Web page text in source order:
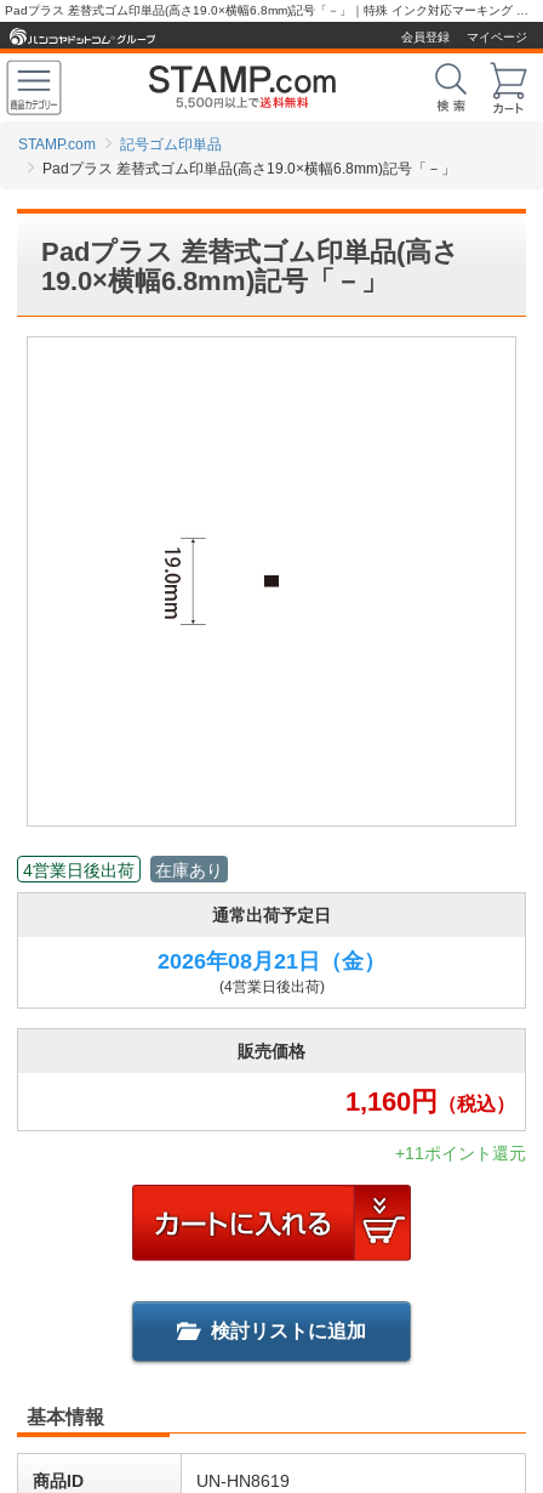
会員登録
マイページ
STAMP.com
記号ゴム印単品
Padプラス 差替式ゴム印単品(高さ19.0×横幅6.8mm)記号「－」
Padプラス 差替式ゴム印単品(高さ
19.0×横幅6.8mm)記号「－」
4営業日後出荷 在庫あり
通常出荷予定日
2026年08月21日 （金）
(4営業日後出荷)
販売価格
1,160円 （税込）
+11ポイント還元
検討リストに追加
基本情報
商品ID UN-HN8619